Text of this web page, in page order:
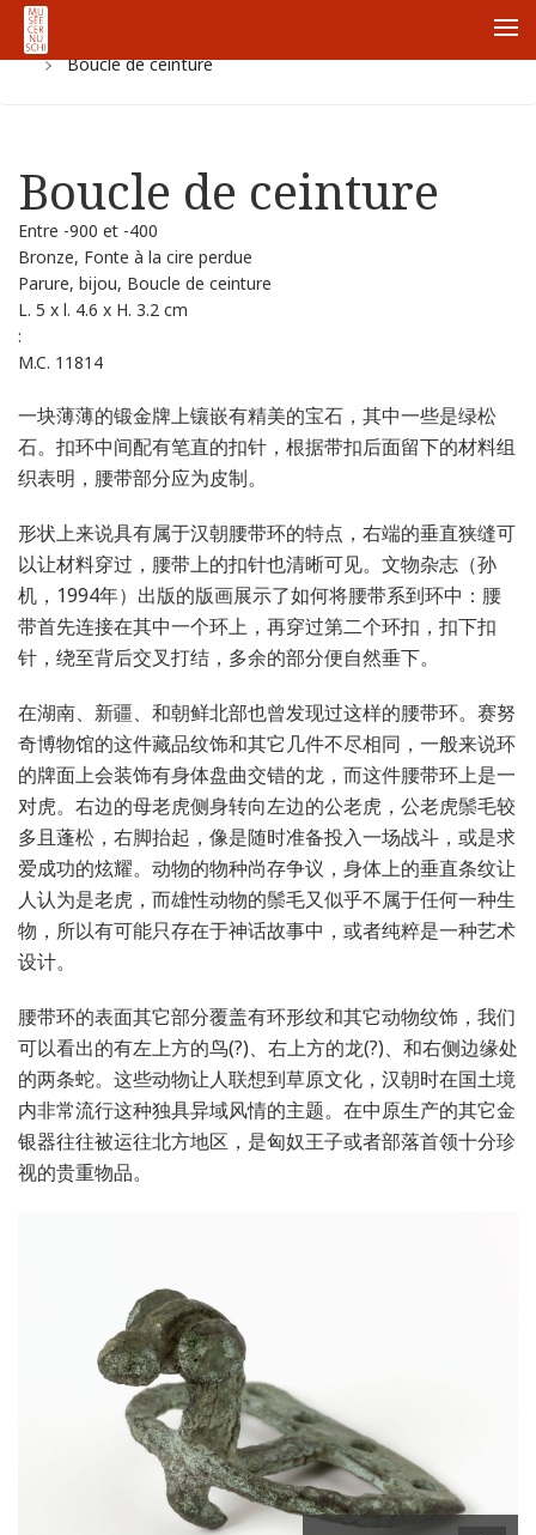
首页
Yi Zhao
Boucle de ceinture
Boucle de ceinture
Entre -900 et -400
Bronze, Fonte à la cire perdue
Parure, bijou, Boucle de ceinture
L. 5 x l. 4.6 x H. 3.2 cm
:
M.C. 11814
一块薄薄的锻金牌上镶嵌有精美的宝石，其中一些是绿松
石。扣环中间配有笔直的扣针，根据带扣后面留下的材料组
织表明，腰带部分应为皮制。
形状上来说具有属于汉朝腰带环的特点，右端的垂直狭缝可
以让材料穿过，腰带上的扣针也清晰可见。文物杂志（孙
机，1994年）出版的版画展示了如何将腰带系到环中：腰
带首先连接在其中一个环上，再穿过第二个环扣，扣下扣
针，绕至背后交叉打结，多余的部分便自然垂下。
在湖南、新疆、和朝鲜北部也曾发现过这样的腰带环。赛努
奇博物馆的这件藏品纹饰和其它几件不尽相同，一般来说环
的牌面上会装饰有身体盘曲交错的龙，而这件腰带环上是一
对虎。右边的母老虎侧身转向左边的公老虎，公老虎鬃毛较
多且蓬松，右脚抬起，像是随时准备投入一场战斗，或是求
爱成功的炫耀。动物的物种尚存争议，身体上的垂直条纹让
人认为是老虎，而雄性动物的鬃毛又似乎不属于任何一种生
物，所以有可能只存在于神话故事中，或者纯粹是一种艺术
设计。
腰带环的表面其它部分覆盖有环形纹和其它动物纹饰，我们
可以看出的有左上方的鸟(?)、右上方的龙(?)、和右侧边缘处
的两条蛇。这些动物让人联想到草原文化，汉朝时在国土境
内非常流行这种独具异域风情的主题。在中原生产的其它金
银器往往被运往北方地区，是匈奴王子或者部落首领十分珍
视的贵重物品。